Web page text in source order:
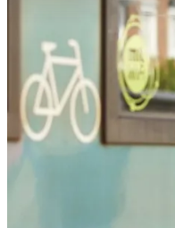
Destinationer
Oplevelser
Overnatning
Planlæg ferien